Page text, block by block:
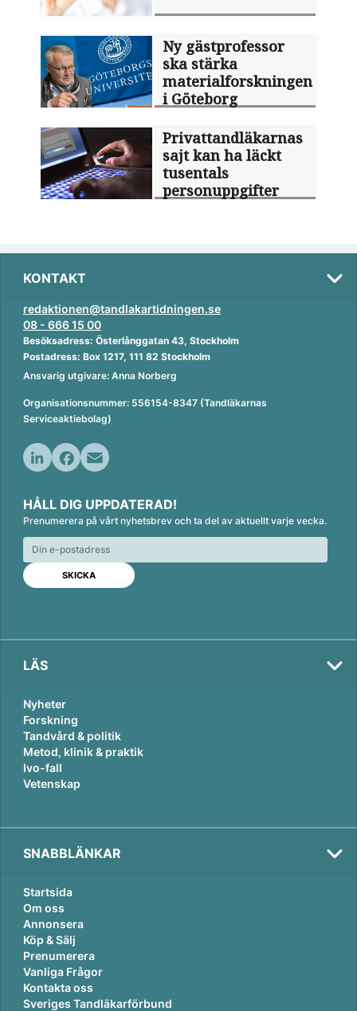
Ny gästprofessor
ska stärka
materialforskningen
i Göteborg
Privattandläkarnas
sajt kan ha läckt
tusentals
personuppgifter
KONTAKT
redaktionen@tandlakartidningen.se
08 - 666 15 00
Besöksadress: Österlånggatan 43, Stockholm
Postadress: Box 1217, 111 82 Stockholm
Ansvarig utgivare: Anna Norberg
Organisationsnummer: 556154-8347 (Tandläkarnas
Serviceaktiebolag)
n
k
e
d
n
c
e
b
o
o
k
a
i
l
HÅLL DIG UPPDATERAD!
Prenumerera på vårt nyhetsbrev och ta del av aktuellt varje vecka.
LÄS
Nyheter
Forskning
Tandvård & politik
Metod, klinik & praktik
Ivo-fall
Vetenskap
SNABBLÄNKAR
Startsida
Om oss
Annonsera
Köp & Sälj
Prenumerera
Vanliga Frågor
Kontakta oss
Sveriges Tandläkarförbund